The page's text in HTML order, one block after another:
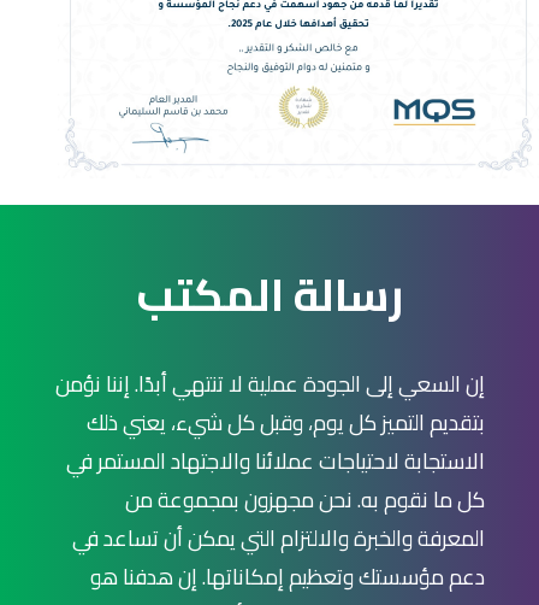
رسالة المكتب
إن السعي إلى الجودة عملية لا تنتهي أبدًا. إننا نؤمن
بتقديم التميز كل يوم، وقبل كل شيء، يعني ذلك
الاستجابة لاحتياجات عملائنا والاجتهاد المستمر في
كل ما نقوم به. نحن مجهزون بمجموعة من
المعرفة والخبرة والالتزام التي يمكن أن تساعد في
دعم مؤسستك وتعظيم إمكاناتها. إن هدفنا هو